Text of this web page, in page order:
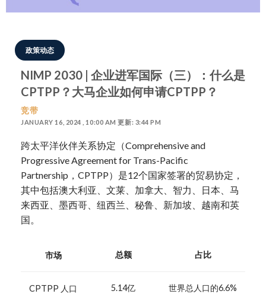
政策动态
NIMP 2030 | 企业进军国际（三）：什么是
CPTPP？大马企业如何申请CPTPP？
竞带
JANUARY 16, 2024 , 10:00 AM 更新: 3:44 PM
跨太平洋伙伴关系协定（Comprehensive and
Progressive Agreement for Trans-Pacific
Partnership，CPTPP）是12个国家签署的贸易协定，
其中包括澳大利亚、文莱、加拿大、智力、日本、马
来西亚、墨西哥、纽西兰、秘鲁、新加坡、越南和英
国。
市场 总额 占比
CPTPP 人口 5.14亿 世界总人口的6.6%